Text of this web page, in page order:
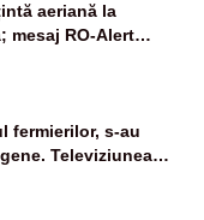
aeriană la
mesaj RO-Alert
fermierilor, s-au
Televiziunea
calm – LIVE TEXT